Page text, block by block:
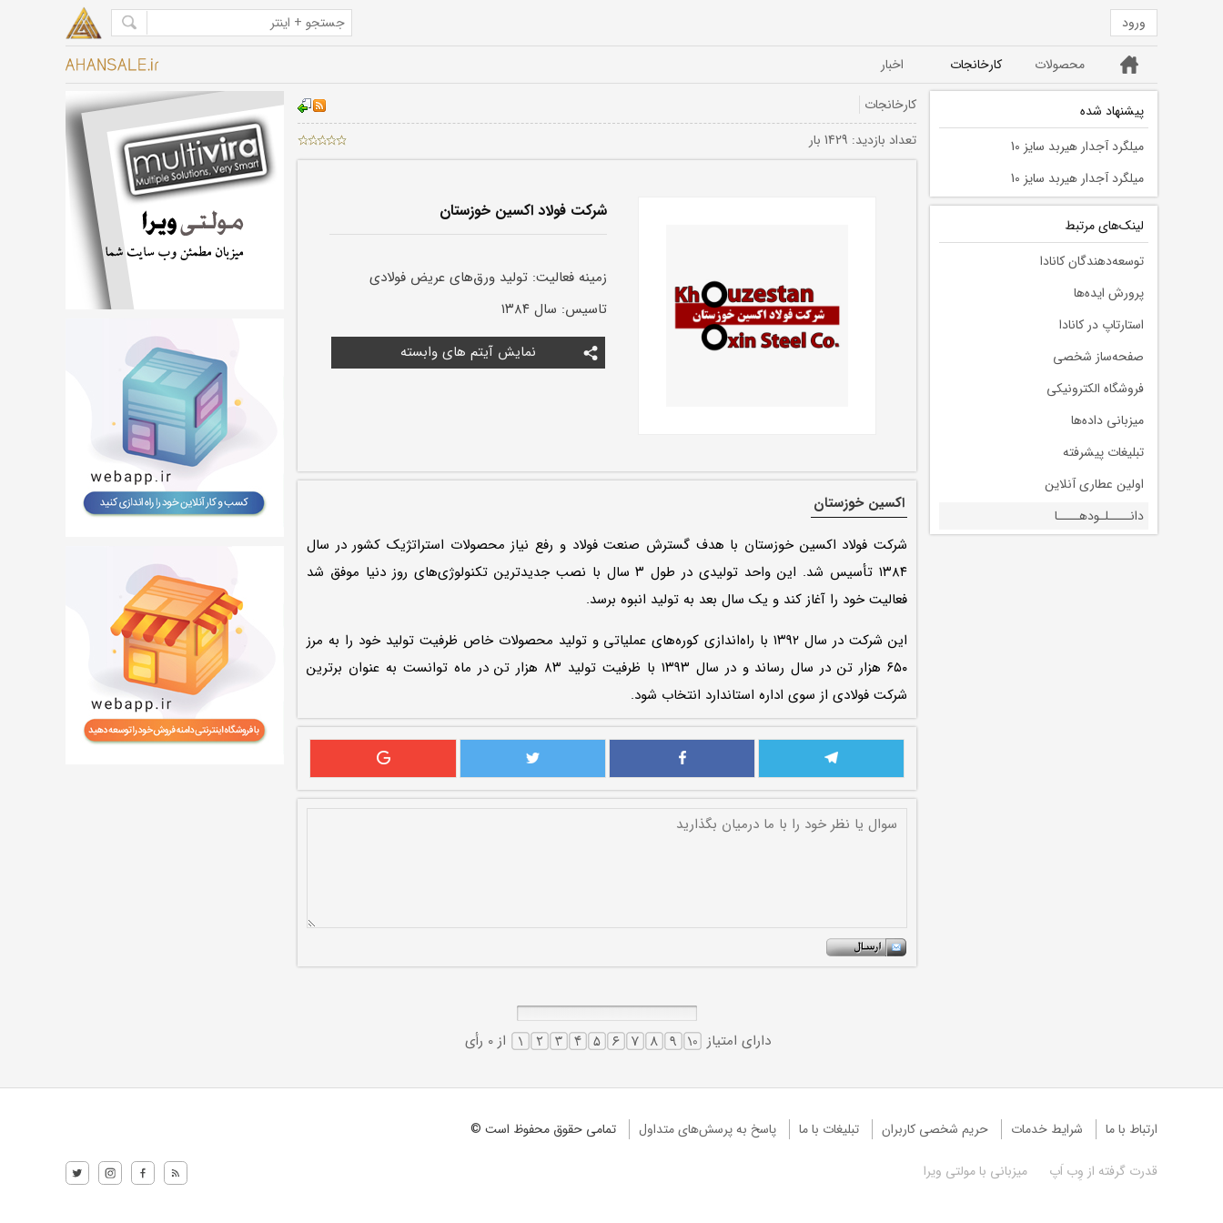
ورود
خانه محصولات کارخانجات اخبار
پیشنهاد شده
میلگرد آجدار هیربد سایز 10
میلگرد آجدار هیربد سایز 10
لينك‌های مرتبط
توسعه‌دهندگان کانادا
پرورش ایده‌ها
استارتاپ در کانادا
صفحه‌ساز شخصی
فروشگاه الکترونیکی
میزبانی داده‌ها
تبلیغات پیشرفته
اولین عطاری آنلاین
دانــــلـودهــــا
کارخانجات
تعداد بازديد: 1429 بار
شرکت فولاد اکسین خوزستان
زمینه فعالیت: تولید ورق‌های عریض فولادی
تاسیس: سال ۱۳۸۴
نمایش آیتم های وابسته
اکسین خوزستان
شرکت فولاد اکسین خوزستان با هدف گسترش صنعت فولاد و رفع نیاز محصولات استراتژیک کشور در سال
۱۳۸۴ تأسیس شد. این واحد تولیدی در طول ۳ سال با نصب جدیدترین تکنولوژی‌های روز دنیا موفق شد
فعالیت خود را آغاز کند و یک سال بعد به تولید انبوه برسد.
این شرکت در سال ۱۳۹۲ با راه‌اندازی کوره‌های عملیاتی و تولید محصولات خاص ظرفیت تولید خود را به مرز
۶۵۰ هزار تن در سال رساند و در سال ۱۳۹۳ با ظرفیت تولید ۸۳ هزار تن در ماه توانست به عنوان برترین
شرکت فولادی از سوی اداره استاندارد انتخاب شود.
دارای امتیاز از 0 رأی
ارتباط با ما شرایط خدمات حريم شخصی كاربران تبليغات با ما پاسخ به پرسش‌های متداول تمامی حقوق محفوظ است ©
قدرت گرفته از وِب اَپ میزبانی با مولتی ویرا